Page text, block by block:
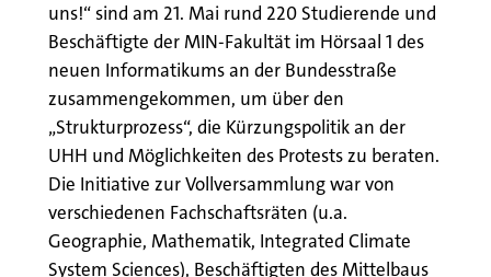
uns!“ sind am 21. Mai rund 220 Studierende und
Beschäftigte der MIN-Fakultät im Hörsaal 1 des
neuen Informatikums an der Bundesstraße
zusammengekommen, um über den
„Strukturprozess“, die Kürzungspolitik an der
UHH und Möglichkeiten des Protests zu beraten.
Die Initiative zur Vollversammlung war von
verschiedenen Fachschaftsräten (u.a.
Geographie, Mathematik, Integrated Climate
System Sciences), Beschäftigten des Mittelbaus